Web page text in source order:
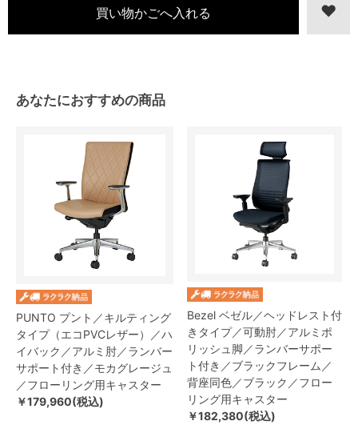
あなたにおすすめの商品
PUNTO プント／キルティング
タイプ（エコPVCレザー）／ハ
イバック／アルミ肘／ランバー
サポート付き／モカグレージュ
／フローリング用キャスター
￥179,960(税込)
Bezel ベゼル／ヘッドレスト付
きタイプ／可動肘／アルミポ
リッシュ脚／ランバーサポー
ト付き／ブラックフレーム／
背座同色／ブラック／フロー
リング用キャスター
￥182,380(税込)